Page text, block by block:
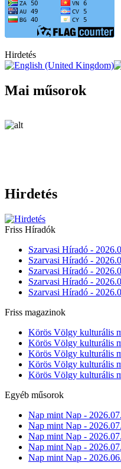
Hirdetés
Mai műsorok
Hirdetés
Friss Híradók
Szarvasi Híradó -
Szarvasi Híradó -
Szarvasi Híradó -
Szarvasi Híradó -
Szarvasi Híradó -
Friss magazinok
Körös Völgy kulturális
Körös Völgy kulturális
Körös Völgy kulturális
Körös Völgy kulturális
Körös Völgy kulturális
Egyéb műsorok
Nap mint Nap -
Nap mint Nap -
Nap mint Nap -
Nap mint Nap -
Nap mint Nap -